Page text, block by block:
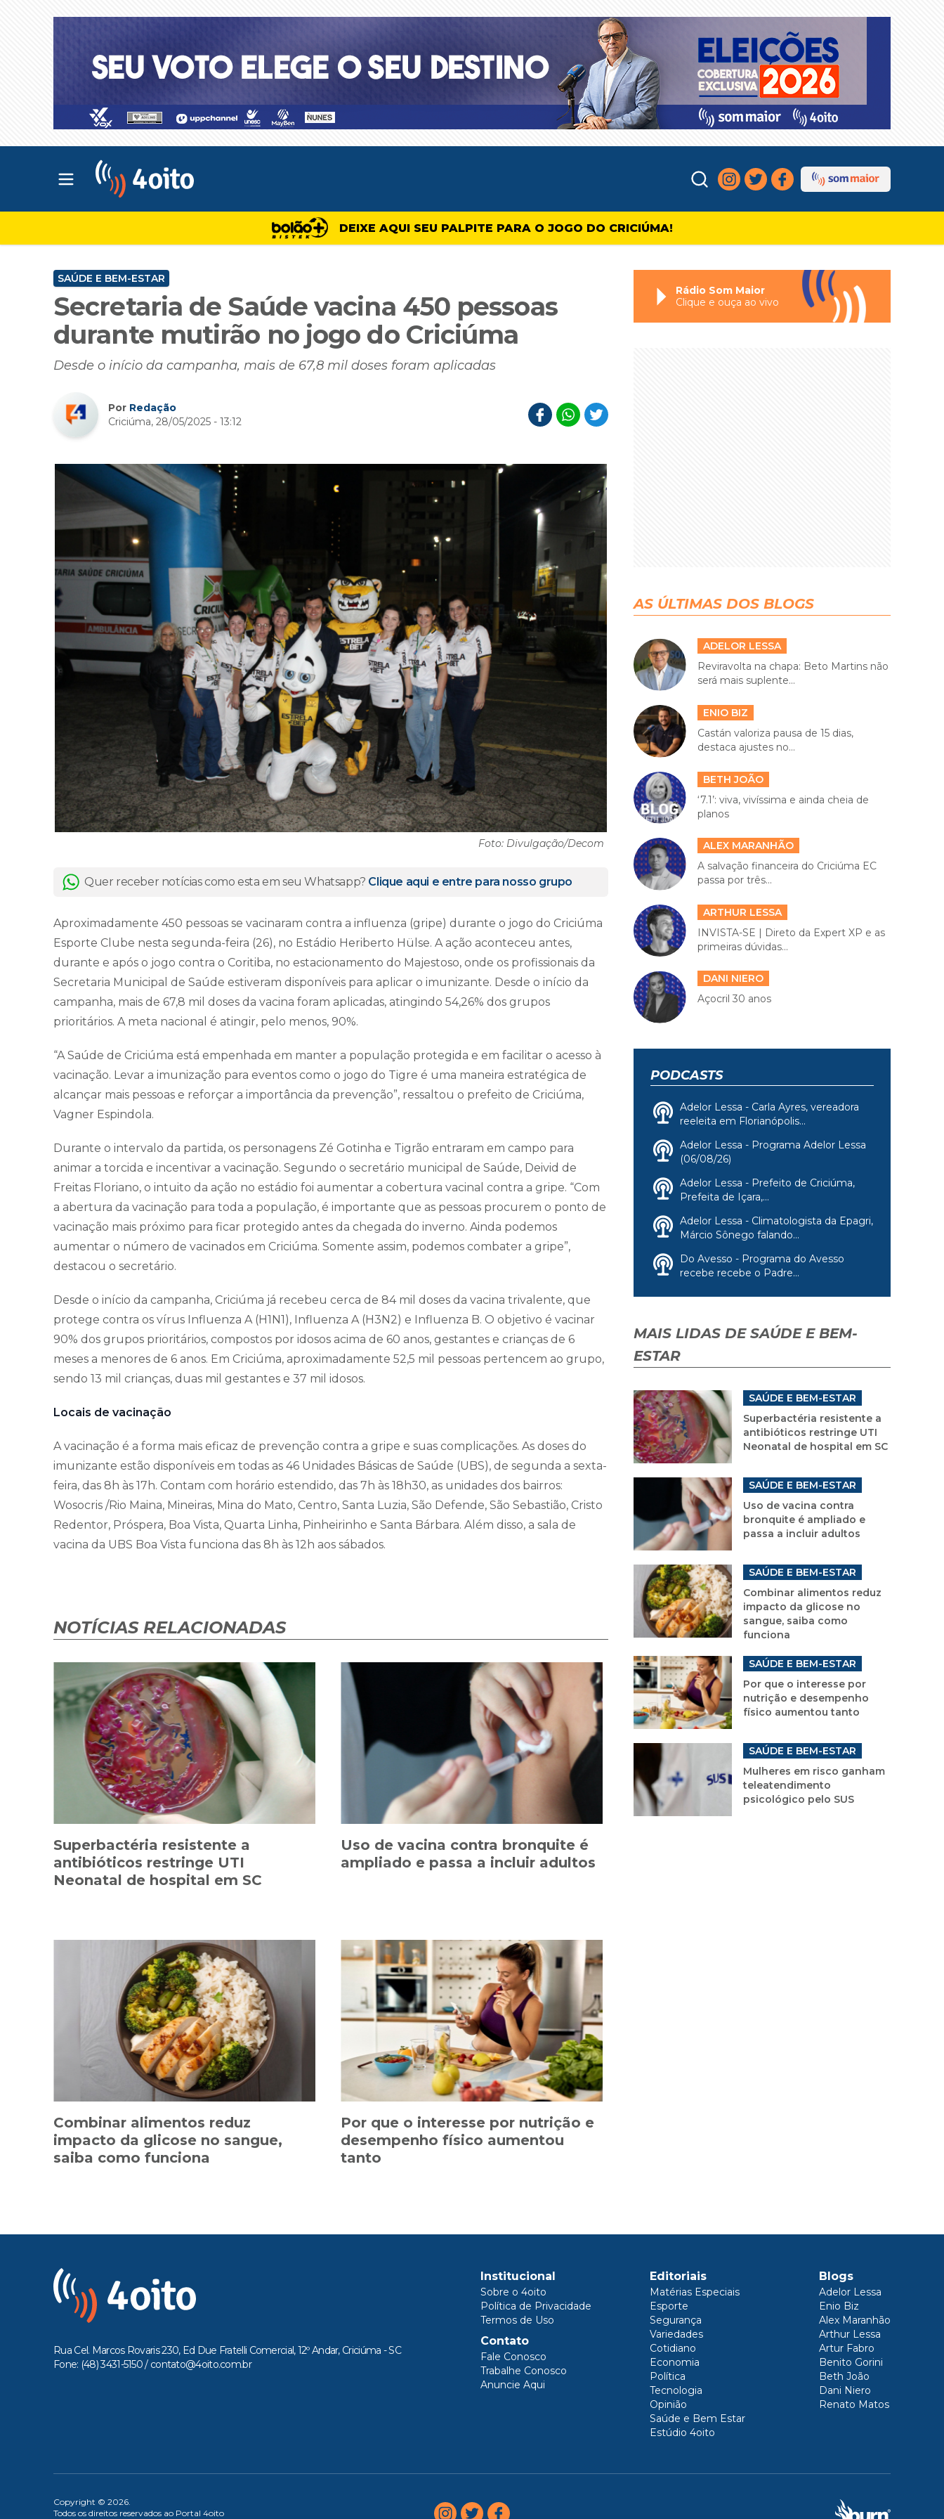
Abrir menu principal
DEIXE AQUI SEU PALPITE PARA O JOGO DO CRICIÚMA!
SAÚDE E BEM-ESTAR
Secretaria de Saúde vacina 450 pessoas
durante mutirão no jogo do Criciúma
Desde o início da campanha, mais de 67,8 mil doses foram aplicadas
Por Redação
Criciúma, 28/05/2025 - 13:12
Foto: Divulgação/Decom
Quer receber notícias como esta em seu Whatsapp? Clique aqui e entre para nosso grupo
Aproximadamente 450 pessoas se vacinaram contra a influenza (gripe) durante o jogo do Criciúma
Esporte Clube nesta segunda-feira (26), no Estádio Heriberto Hülse. A ação aconteceu antes,
durante e após o jogo contra o Coritiba, no estacionamento do Majestoso, onde os profissionais da
Secretaria Municipal de Saúde estiveram disponíveis para aplicar o imunizante. Desde o início da
campanha, mais de 67,8 mil doses da vacina foram aplicadas, atingindo 54,26% dos grupos
prioritários. A meta nacional é atingir, pelo menos, 90%.
“A Saúde de Criciúma está empenhada em manter a população protegida e em facilitar o acesso à
vacinação. Levar a imunização para eventos como o jogo do Tigre é uma maneira estratégica de
alcançar mais pessoas e reforçar a importância da prevenção”, ressaltou o prefeito de Criciúma,
Vagner Espindola.
Durante o intervalo da partida, os personagens Zé Gotinha e Tigrão entraram em campo para
animar a torcida e incentivar a vacinação. Segundo o secretário municipal de Saúde, Deivid de
Freitas Floriano, o intuito da ação no estádio foi aumentar a cobertura vacinal contra a gripe. “Com
a abertura da vacinação para toda a população, é importante que as pessoas procurem o ponto de
vacinação mais próximo para ficar protegido antes da chegada do inverno. Ainda podemos
aumentar o número de vacinados em Criciúma. Somente assim, podemos combater a gripe”,
destacou o secretário.
Desde o início da campanha, Criciúma já recebeu cerca de 84 mil doses da vacina trivalente, que
protege contra os vírus Influenza A (H1N1), Influenza A (H3N2) e Influenza B. O objetivo é vacinar
90% dos grupos prioritários, compostos por idosos acima de 60 anos, gestantes e crianças de 6
meses a menores de 6 anos. Em Criciúma, aproximadamente 52,5 mil pessoas pertencem ao grupo,
sendo 13 mil crianças, duas mil gestantes e 37 mil idosos.
Locais de vacinação
A vacinação é a forma mais eficaz de prevenção contra a gripe e suas complicações. As doses do
imunizante estão disponíveis em todas as 46 Unidades Básicas de Saúde (UBS), de segunda a sexta-
feira, das 8h às 17h. Contam com horário estendido, das 7h às 18h30, as unidades dos bairros:
Wosocris /Rio Maina, Mineiras, Mina do Mato, Centro, Santa Luzia, São Defende, São Sebastião, Cristo
Redentor, Próspera, Boa Vista, Quarta Linha, Pinheirinho e Santa Bárbara. Além disso, a sala de
vacina da UBS Boa Vista funciona das 8h às 12h aos sábados.
NOTÍCIAS RELACIONADAS
Superbactéria resistente a
antibióticos restringe UTI
Neonatal de hospital em SC
Uso de vacina contra bronquite é
ampliado e passa a incluir adultos
Combinar alimentos reduz
impacto da glicose no sangue,
saiba como funciona
Por que o interesse por nutrição e
desempenho físico aumentou
tanto
Rádio Som Maior
Clique e ouça ao vivo
AS ÚLTIMAS DOS BLOGS
ADELOR LESSA
Reviravolta na chapa: Beto Martins não
será mais suplente...
ENIO BIZ
Castán valoriza pausa de 15 dias,
destaca ajustes no...
BETH JOÃO
‘7.1’: viva, vivíssima e ainda cheia de
planos
ALEX MARANHÃO
A salvação financeira do Criciúma EC
passa por três...
ARTHUR LESSA
INVISTA-SE | Direto da Expert XP e as
primeiras dúvidas...
DANI NIERO
Açocril 30 anos
PODCASTS
Adelor Lessa - Carla Ayres, vereadora
reeleita em Florianópolis...
Adelor Lessa - Programa Adelor Lessa
(06/08/26)
Adelor Lessa - Prefeito de Criciúma,
Prefeita de Içara,...
Adelor Lessa - Climatologista da Epagri,
Márcio Sônego falando...
Do Avesso - Programa do Avesso
recebe recebe o Padre...
MAIS LIDAS DE SAÚDE E BEM-
ESTAR
SAÚDE E BEM-ESTAR
Superbactéria resistente a
antibióticos restringe UTI
Neonatal de hospital em SC
SAÚDE E BEM-ESTAR
Uso de vacina contra
bronquite é ampliado e
passa a incluir adultos
SAÚDE E BEM-ESTAR
Combinar alimentos reduz
impacto da glicose no
sangue, saiba como
funciona
SAÚDE E BEM-ESTAR
Por que o interesse por
nutrição e desempenho
físico aumentou tanto
SAÚDE E BEM-ESTAR
Mulheres em risco ganham
teleatendimento
psicológico pelo SUS
Rua Cel. Marcos Rovaris 230, Ed Due Fratelli Comercial, 12º Andar, Criciúma - SC
Fone: (48) 3431-5150 / contato@4oito.com.br
Institucional
Sobre o 4oito
Política de Privacidade
Termos de Uso
Contato
Fale Conosco
Trabalhe Conosco
Anuncie Aqui
Editoriais
Matérias Especiais
Esporte
Segurança
Variedades
Cotidiano
Economia
Política
Tecnologia
Opinião
Saúde e Bem Estar
Estúdio 4oito
Blogs
Adelor Lessa
Enio Biz
Alex Maranhão
Arthur Lessa
Artur Fabro
Benito Gorini
Beth João
Dani Niero
Renato Matos
Copyright © 2026.
Todos os direitos reservados ao Portal 4oito